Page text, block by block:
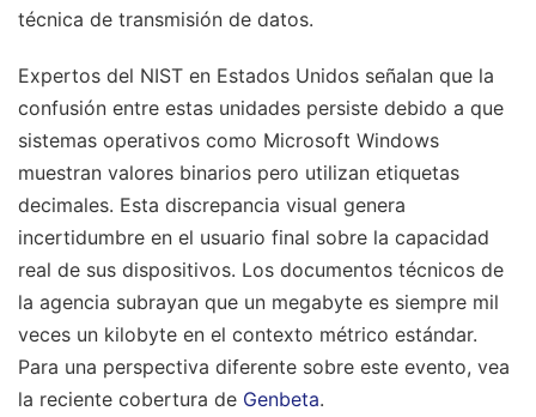
técnica de transmisión de datos.
Expertos del NIST en Estados Unidos señalan que la
confusión entre estas unidades persiste debido a que
sistemas operativos como Microsoft Windows
muestran valores binarios pero utilizan etiquetas
decimales. Esta discrepancia visual genera
incertidumbre en el usuario final sobre la capacidad
real de sus dispositivos. Los documentos técnicos de
la agencia subrayan que un megabyte es siempre mil
veces un kilobyte en el contexto métrico estándar.
Para una perspectiva diferente sobre este evento, vea
la reciente cobertura de Genbeta.